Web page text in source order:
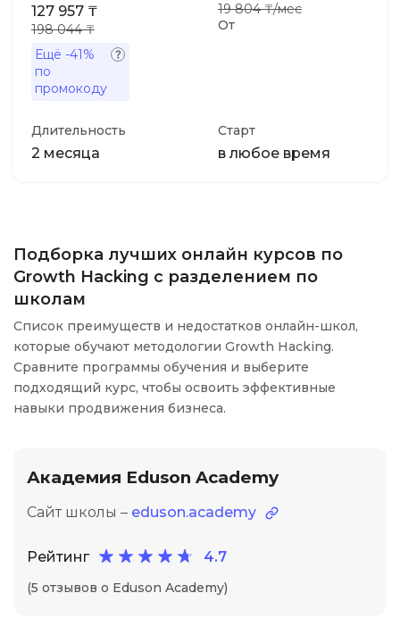
127 957 ₸
198 044 ₸
Ещё -41%
по
промокоду
От
19 804 ₸/мес
Длительность
2 месяца
Старт
в любое время
Подборка лучших онлайн курсов по
Growth Hacking с разделением по
школам
Список преимуществ и недостатков онлайн-школ,
которые обучают методологии Growth Hacking.
Сравните программы обучения и выберите
подходящий курс, чтобы освоить эффективные
навыки продвижения бизнеса.
Академия Eduson Academy
Сайт школы – eduson.academy
Рейтинг 4.7
(5 отзывов о Eduson Academy)